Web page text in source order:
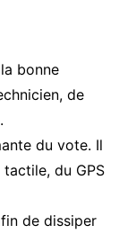
bonne
de
du vote. Il
du GPS
de dissiper